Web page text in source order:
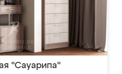
"Сауарипа"